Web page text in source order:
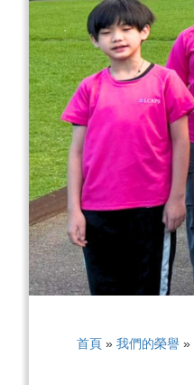
首頁» 我們的榮譽»